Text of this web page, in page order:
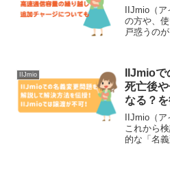
説！
IIJmio（
の方や、
戸惑うの
における
ます。こ
IIJmio
IIJmio
死亡後
なる？を
IIJmio（ア
これから
的な「名